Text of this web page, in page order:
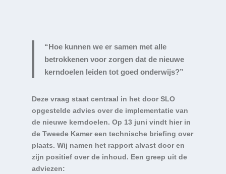
“Hoe kunnen we er samen met alle
betrokkenen voor zorgen dat de nieuwe
kerndoelen leiden tot goed onderwijs?”
Deze vraag staat centraal in het door SLO
opgestelde advies over de implementatie van
de nieuwe kerndoelen. Op 13 juni vindt hier in
de Tweede Kamer een technische briefing over
plaats. Wij namen het rapport alvast door en
zijn positief over de inhoud. Een greep uit de
adviezen: